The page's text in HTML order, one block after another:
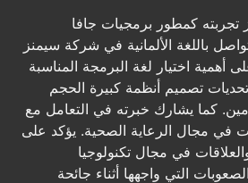
تجربته كمطور برمجيات جافا
باللغة الألمانية في شركة سيمنز
أهمية اختيار لغة البرمجة المناسبة
تصميم أنظمة كبيرة الحجم
كما يشارك خبرته في التعامل مع
في مجال الرعاية الصحية. يؤكد على
في مجال تكنولوجيا
التي واجهها أثناء جائحة